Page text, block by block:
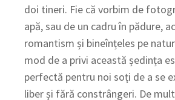
doi tineri. Fie că vorbim de
apă, sau de un cadru în pădure,
romantism și bineînțeles pe
mod de a privi această ședința
perfectă pentru noi soți de a se
liber și fără constrângeri. De